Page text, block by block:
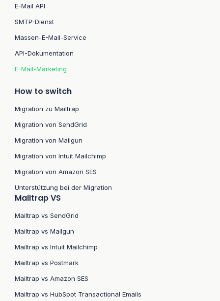
E-Mail API
SMTP-Dienst
Massen-E-Mail-Service
API-Dokumentation
E-Mail-Marketing
How to switch
Migration zu Mailtrap
Migration von SendGrid
Migration von Mailgun
Migration von Intuit Mailchimp
Migration von Amazon SES
Unterstützung bei der Migration
Mailtrap VS
Mailtrap vs SendGrid
Mailtrap vs Mailgun
Mailtrap vs Intuit Mailchimp
Mailtrap vs Postmark
Mailtrap vs Amazon SES
Mailtrap vs HubSpot Transactional Emails